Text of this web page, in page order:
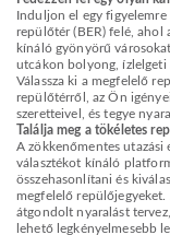
Induljon el egy
repülőtér (BER) felé, ahol
kínáló gyönyörű
utcákon bolyong, ízlelgeti
Válassza ki a megfelelő
repülőtérről, az Ön
szeretteivel, és tegye
Találja meg a tökéletes
A zökkenőmentes utazási
választékot kínáló
összehasonlítani és
megfelelő repülőjegyeket.
átgondolt nyaralást
lehető legkényelmesebb